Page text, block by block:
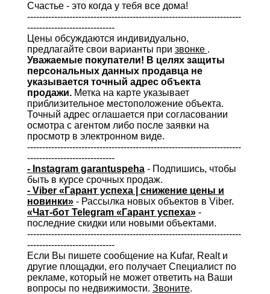
Счастье - это когда у тебя все дома!
-----------------------------------------------------------------------
-----------------------------
Цены обсуждаются индивидуально,
предлагайте свои варианты при звонке .
Уважаемые покупатели! В целях защиты
персональных данных продавца не
указывается точный адрес объекта
продажи. Метка на карте указывает
приблизительное местоположение объекта.
Точный адрес оглашается при согласовании
осмотра с агентом либо после заявки на
просмотр в электронном виде.
-----------------------------------------------------------------------
-----------------------------
- Instagram garantuspeha- Подпишись, чтобы
быть в курсе срочных продаж.
- Viber «Гарант успеха | снижение цены и
новинки»- Рассылка новых объектов в Viber.
«Чат-бот Telegram «Гарант успеха»-
последние скидки или новыми объектами.
-----------------------------------------------------------------------
-----------------------------
Если Вы пишете сообщение на Kufar, Realt и
другие площадки, его получает Специалист по
рекламе, который не может ответить на Ваши
вопросы по недвижимости. Звоните.